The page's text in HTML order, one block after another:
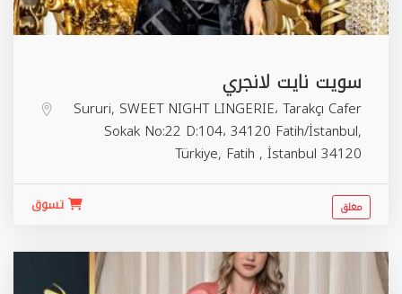
سويت نايت لانجري
Sururi, SWEET NIGHT LINGERIE، Tarakçı Cafer
Sokak No:22 D:104، 34120 Fatih/İstanbul,
Türkiye, Fatih , İstanbul 34120
تسوق مغلق